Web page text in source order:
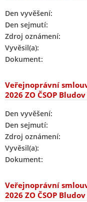
Den vyvěšení:
Den sejmutí:
Zdroj oznámení:
Vyvěsil(a):
Dokument:
Veřejnoprávní
2026 ZO ČSOP
Den vyvěšení:
Den sejmutí:
Zdroj oznámení:
Vyvěsil(a):
Dokument:
Veřejnoprávní
2026 ZO ČSOP